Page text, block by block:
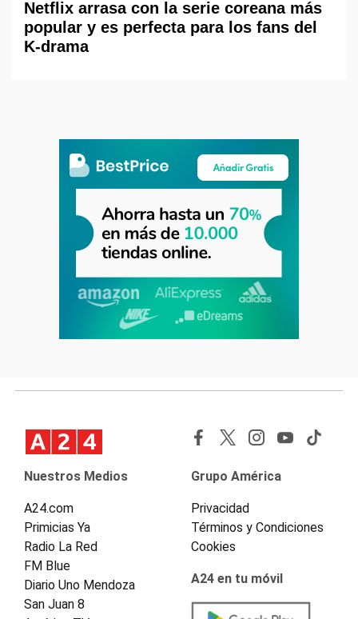
Netflix arrasa con la serie coreana más
popular y es perfecta para los fans del
K-drama
Nuestros Medios
A24.com
Primicias Ya
Radio La Red
FM Blue
Diario Uno Mendoza
San Juan 8
Grupo América
Privacidad
Términos y Condiciones
Cookies
A24 en tu móvil